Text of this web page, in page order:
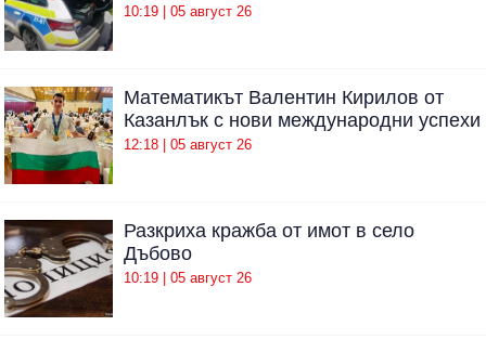
10:19 | 05 август 26
Математикът Валентин Кирилов от
Казанлък с нови международни успехи
12:18 | 05 август 26
Разкриха кражба от имот в село
Дъбово
10:19 | 05 август 26